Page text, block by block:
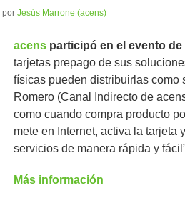
por Jesús Marrone (acens)
acensparticipó en el evento
tarjetas prepago de sus
físicas pueden distribuirlas como
Romero (Canal Indirecto de
como cuando compra producto
mete en Internet, activa la tarjeta
servicios de manera rápida y
Más información